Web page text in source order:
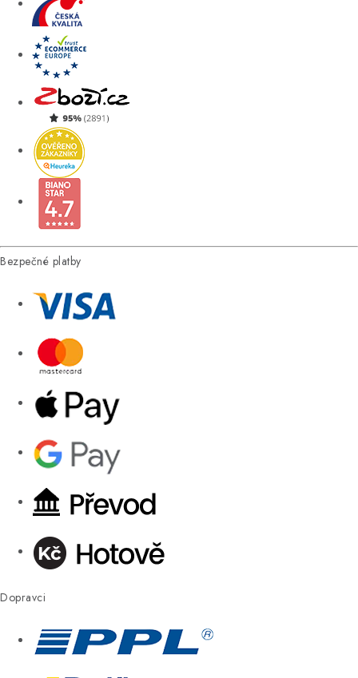
Bezpečné platby
Dopravci